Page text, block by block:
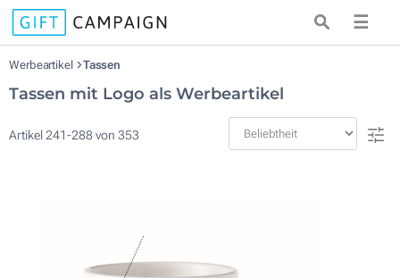
☰
Werbeartikel Tassen
Tassen mit Logo als Werbeartikel
Artikel241-288von 353